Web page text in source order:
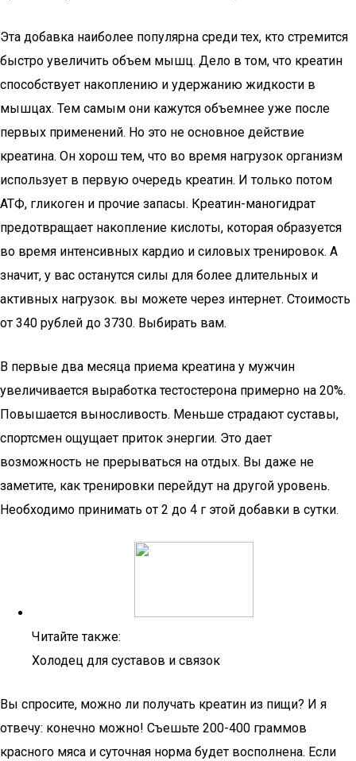
Эта добавка наиболее популярна среди тех, кто стремится
быстро увеличить объем мышц. Дело в том, что креатин
способствует накоплению и удержанию жидкости в
мышцах. Тем самым они кажутся объемнее уже после
первых применений. Но это не основное действие
креатина. Он хорош тем, что во время нагрузок организм
использует в первую очередь креатин. И только потом
АТФ, гликоген и прочие запасы. Креатин-маногидрат
предотвращает накопление кислоты, которая образуется
во время интенсивных кардио и силовых тренировок. А
значит, у вас останутся силы для более длительных и
активных нагрузок. вы можете через интернет. Стоимость
от 340 рублей до 3730. Выбирать вам.
В первые два месяца приема креатина у мужчин
увеличивается выработка тестостерона примерно на 20%.
Повышается выносливость. Меньше страдают суставы,
спортсмен ощущает приток энергии. Это дает
возможность не прерываться на отдых. Вы даже не
заметите, как тренировки перейдут на другой уровень.
Необходимо принимать от 2 до 4 г этой добавки в сутки.
Читайте также:
Холодец для суставов и связок
Вы спросите, можно ли получать креатин из пищи? И я
отвечу: конечно можно! Съешьте 200-400 граммов
красного мяса и суточная норма будет восполнена. Если